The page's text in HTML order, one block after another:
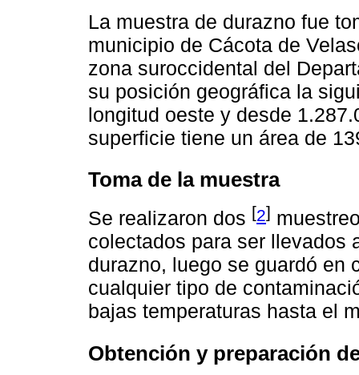
La muestra de durazno fue
municipio de Cácota de
zona suroccidental del
su posición geográfica la
longitud oeste y desde
superficie tiene un área de
Toma de la muestra
Se realizaron dos [2]
colectados para ser llevados
durazno, luego se guardó en
cualquier tipo de
bajas temperaturas hasta el
Obtención y preparación